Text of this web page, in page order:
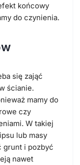
końcowy
do czynienia.
się zająć
ścianie.
mamy do
czy
W takiej
lub masy
grunt i pozbyć
nawet